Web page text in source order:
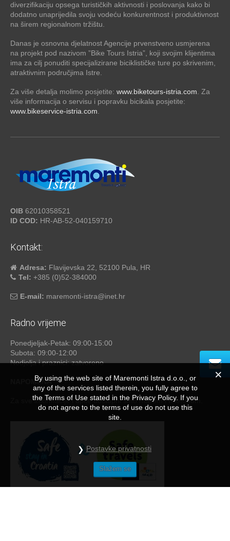
diverzifikaciju opsega turističkih aktivnosti i poslovanja kako bi
dodatno unaprijedila svoju vodeću konkurentnost i produktivnost
na širem regionalnom tržištu.
Danas je osnovna djelatnost Agencije prvenstveno usmjerena
na projekt pod nazivom ”Bike Tours Istria”, koji svojim klijentima
ima za cilj ponuditi specijalizirane biciklističke ture po skrivenim,
atraktivnim područjima Istre.
Za više detalja molimo posjetite: www.biketours-istria.com. Za
više informacija o servisu i popravku bicikala posjetite:
www.bikeservice-istria.com.
OIB 62010358521
ID COD: HR-AB-52-040159710
Kontakt:
Adresa: Flavijevska 22, 52100 Pula, HR
Tel: +385 (0)52-384000
E-mail: maremonti-istra@inet.hr
Radno vrijeme
Ponedjeljak-Petak: 09:00-15:00
Subota: 09:00-12:00
Nedjelja i praznici: zatvoreno
NAPOMENA
Za sve informacije i upite dostupni smo mailom i telefonom.
By using the web site of Maremonti Istra d.o.o., or
any of the services listed therein, you fully agree to
the Terms of Use stated in the Privacy Policy. If you
do not agree to the terms of use do not use this
site.
Postavke privatnosti
Slažem se